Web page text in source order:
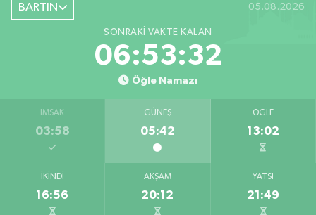
BARTIN 05.08.2026
SONRAKI VAKTE KALAN
06:53:31
Öğle Namazı
İMSAK
03:58
GÜNEŞ
05:42
ÖĞLE
13:02
İKINDI
16:56
AKŞAM
20:12
YATSI
21:49